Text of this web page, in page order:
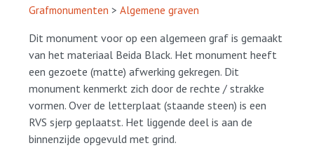
Grafmonumenten >Algemene graven
Dit monument voor op een algemeen graf is gemaakt
van het materiaal Beida Black. Het monument heeft
een gezoete (matte) afwerking gekregen. Dit
monument kenmerkt zich door de rechte / strakke
vormen. Over de letterplaat (staande steen) is een
RVS sjerp geplaatst. Het liggende deel is aan de
binnenzijde opgevuld met grind.